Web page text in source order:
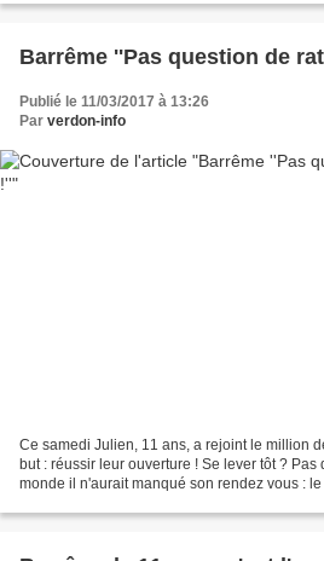
Barrême ''Pas question de
Publié le 11/03/2017 à 13:26
Par verdon-info
Ce samedi Julien, 11 ans, a rejoint le million
but : réussir leur ouverture ! Se lever tôt ?
monde il n'aurait manqué son rendez vous : le